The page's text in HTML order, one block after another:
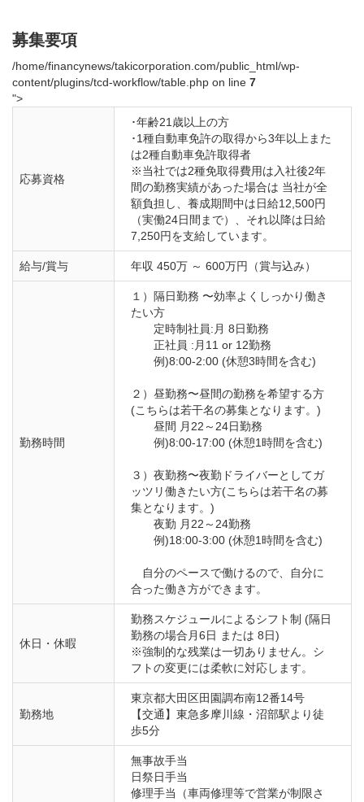
募集要項
/home/financynews/takicorporation.com/public_html/wp-
content/plugins/tcd-workflow/table.php on line 7
">
応募資格
･年齢21歳以上の方
･1種自動車免許の取得から3年以上また
は2種自動車免許取得者
※当社では2種免取得費用は入社後2年
間の勤務実績があった場合は 当社が全
額負担し、養成期間中は日給12,500円
（実働24日間まで）、それ以降は日給
7,250円を支給しています。
給与/賞与 年収 450万 ～ 600万円（賞与込み）
勤務時間
１）隔日勤務 〜効率よくしっかり働き
たい方
定時制社員:月 8日勤務
正社員 :月11 or 12勤務
例)8:00-2:00 (休憩3時間を含む)
２）昼勤務〜昼間の勤務を希望する方
(こちらは若干名の募集となります。)
昼間 月22～24日勤務
例)8:00-17:00 (休憩1時間を含む)
３）夜勤務〜夜勤ドライバーとしてガ
ッツリ働きたい方(こちらは若干名の募
集となります。)
夜勤 月22～24勤務
例)18:00-3:00 (休憩1時間を含む)
自分のペースで働けるので、自分に
合った働き方ができます。
休日・休暇
勤務スケジュールによるシフト制 (隔日
勤務の場合月6日 または 8日)
※強制的な残業は一切ありません。シ
フトの変更には柔軟に対応します。
勤務地
東京都大田区田園調布南12番14号
【交通】東急多摩川線・沼部駅より徒
歩5分
無事故手当
日祭日手当
修理手当（車両修理等で営業が制限さ